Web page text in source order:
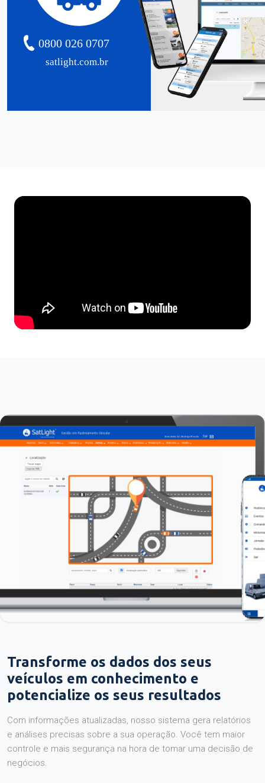
satlight.com.br
0800 026 0707
Transforme os dados dos seus
veículos em conhecimento e
potencialize os seus resultados
Com informações atualizadas, nosso sistema gera relatórios
e análises precisas sobre a sua operação. Você tem maior
controle e mais segurança na hora de tomar uma decisão de
negócios.